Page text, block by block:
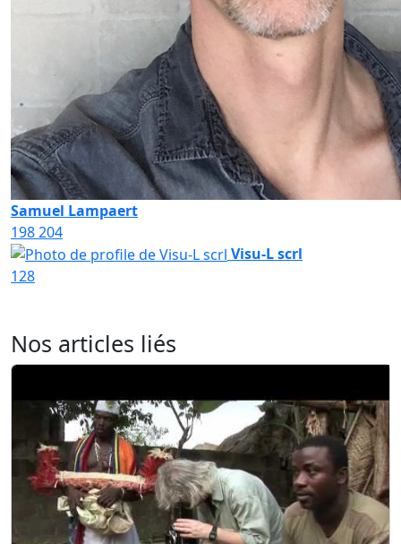
Samuel Lampaert
198204
Visu-L scrl
128
Nos articles liés